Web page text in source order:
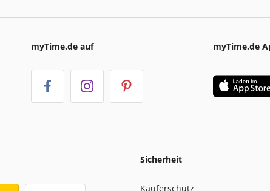
myTime.de auf myTime.de
Sicherheit
Käuferschutz